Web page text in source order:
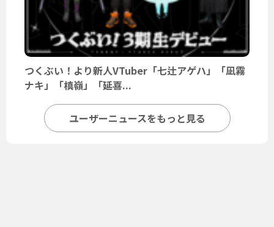
つくぶい！より新人VTuber「七辻アゲハ」「凪霧
ナキ」「槙嶺」「延喜...
ユーザーニュースをもっと見る